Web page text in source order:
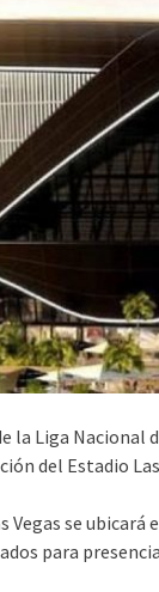
la Liga
del Estadio
Vegas se
para